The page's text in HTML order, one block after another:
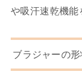
や吸汗速乾機能
ブラジャーの